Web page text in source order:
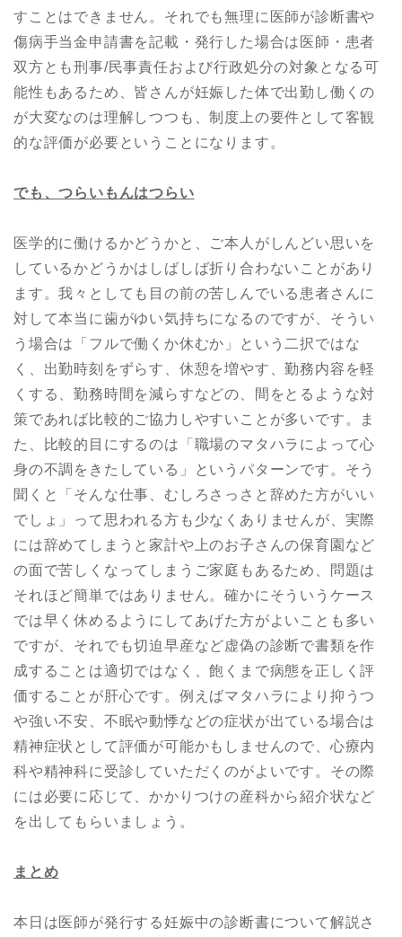
すことはできません。それでも無理に医師が診断書や
傷病手当金申請書を記載・発行した場合は医師・患者
双方とも刑事/民事責任および行政処分の対象となる可
能性もあるため、皆さんが妊娠した体で出勤し働くの
が大変なのは理解しつつも、制度上の要件として客観
的な評価が必要ということになります。
でも、つらいもんはつらい
医学的に働けるかどうかと、ご本人がしんどい思いを
しているかどうかはしばしば折り合わないことがあり
ます。我々としても目の前の苦しんでいる患者さんに
対して本当に歯がゆい気持ちになるのですが、そうい
う場合は「フルで働くか休むか」という二択ではな
く、出勤時刻をずらす、休憩を増やす、勤務内容を軽
くする、勤務時間を減らすなどの、間をとるような対
策であれば比較的ご協力しやすいことが多いです。ま
た、比較的目にするのは「職場のマタハラによって心
身の不調をきたしている」というパターンです。そう
聞くと「そんな仕事、むしろさっさと辞めた方がいい
でしょ」って思われる方も少なくありませんが、実際
には辞めてしまうと家計や上のお子さんの保育園など
の面で苦しくなってしまうご家庭もあるため、問題は
それほど簡単ではありません。確かにそういうケース
では早く休めるようにしてあげた方がよいことも多い
ですが、それでも切迫早産など虚偽の診断で書類を作
成することは適切ではなく、飽くまで病態を正しく評
価することが肝心です。例えばマタハラにより抑うつ
や強い不安、不眠や動悸などの症状が出ている場合は
精神症状として評価が可能かもしませんので、心療内
科や精神科に受診していただくのがよいです。その際
には必要に応じて、かかりつけの産科から紹介状など
を出してもらいましょう。
まとめ
本日は医師が発行する妊娠中の診断書について解説さ